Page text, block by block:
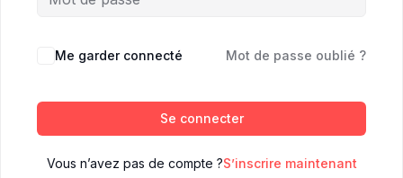
Me garder connecté Mot de passe oublié ?
Se connecter
Vous n’avez pas de compte ?S’inscrire maintenant